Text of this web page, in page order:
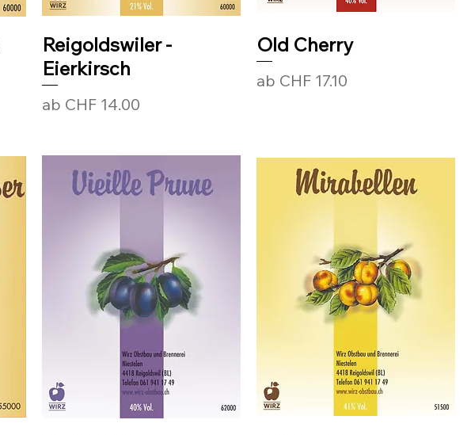
Reigoldswiler -
Eierkirsch
ab CHF 14.00
Sale-Preis
Old Cherry
ab CHF 17.10
Sale-Preis